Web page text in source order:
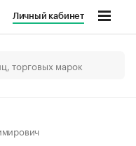
Личный кабинет